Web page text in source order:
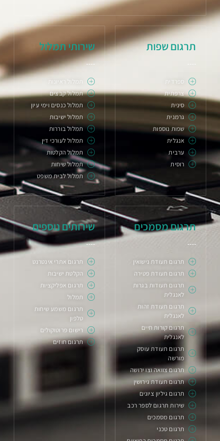
תרגום שפות
ספרדית
צרפתית
סינית
גרמנית
שפות נוספות
אנגלית
ערבית
רוסית
שירותי תמלול
תמלול ראיונות
תמלול קבצים
תמלול כנסים וימי עיון
תמלול ישיבות
תמלול בוררות
תמלול לעורכי דין
תמלול הקלטות
תמלול שיחות
תמלול לבית משפט
תרגום מסמכים
תרגום תעודת נישואין
תרגום תעודת פטירה
תרגום תעודות בגרות
לאנגלית
תרגום תעודת זהות
לאנגלית
תרגום קורות חיים
לאנגלית
תרגום תעודת עוסק
מורשה
תרגום צוואה וצו ירושה
תרגום תעודת גירושין
תרגום גיליון ציונים
שירות תרגום לספר רכב
תרגום מסמכים
תרגום טכני
שירותים נוספים
תרגום אתרי אינטרנט
הקלטת ישיבות
תרגום אפליקציות
תמלול
תרגום משמע שיחות
טלפון
רישום פרוטוקולים
תרגום חוזים